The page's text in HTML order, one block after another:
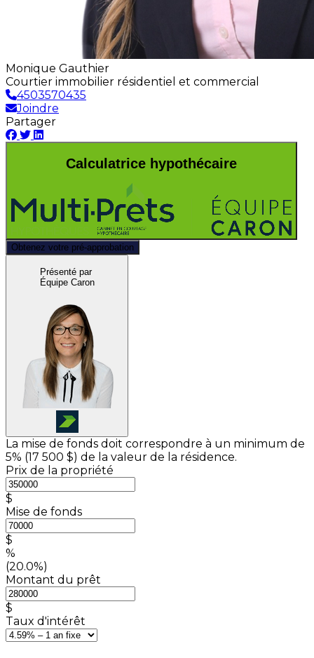
Monique Gauthier
Courtier immobilier résidentiel et commercial
4503570435
Joindre
Partager
Calculatrice hypothécaire
Obtenez votre pré-approbation
Présenté par
Équipe Caron
La mise de fonds doit correspondre à un minimum de
5% (17 500 $) de la valeur de la résidence.
Prix de la propriété
$
Mise de fonds
$
%
(20.0%)
Montant du prêt
$
Taux d'intérêt